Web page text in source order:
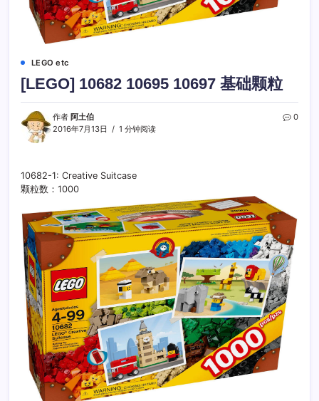
LEGO etc
[LEGO] 10682 10695 10697 基础颗粒
作者 阿土伯
2016年7月13日
1 分钟阅读
0
10682-1: Creative Suitcase
颗粒数：1000